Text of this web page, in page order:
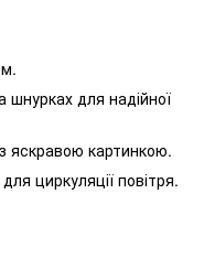
для надійної
яскравою картинкою.
циркуляції повітря.